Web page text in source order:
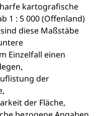
kartografische
1 : 5 000 (Offenland)
diese Maßstäbe
Einzelfall einen
der
der Fläche,